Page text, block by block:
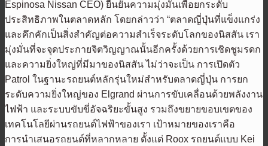
Espinosa Nissan CEO) ยืนยันความมุ่งมั่นเพื่อยกระดับ
ประสิทธิภาพในตลาดหลัก โดยกล่าวว่า “ตลาดญี่ปุ่นที่แข็งแกร่ง
และคึกคักเป็นสิ่งสำคัญต่อความสำเร็จระดับโลกของนิสสัน เรา
มุ่งมั่นที่จะจุดประกายจิตวิญญาณนั้นอีกครั้งด้วยการเชิดชูมรดก
และความยิ่งใหญ่ที่มีมาของนิสสัน ไม่ว่าจะเป็น การเปิดตัว
Patrol ในฐานะรถยนต์หลักรุ่นใหม่สำหรับตลาดญี่ปุ่น การยก
ระดับความยิ่งใหญ่ของ Elgrand ผ่านการขับเคลื่อนด้วยพลังงาน
ไฟฟ้า และระบบขับขี่อัจฉริยะขั้นสูง รวมถึงขยายขอบเขตของ
เทคโนโลยีผ่านรถยนต์ไฟฟ้าของเรา เป้าหมายของเราคือ
การนำเสนอรถยนต์ที่หลากหลาย ตั้งแต่ Roox รถยนต์แบบ Kei